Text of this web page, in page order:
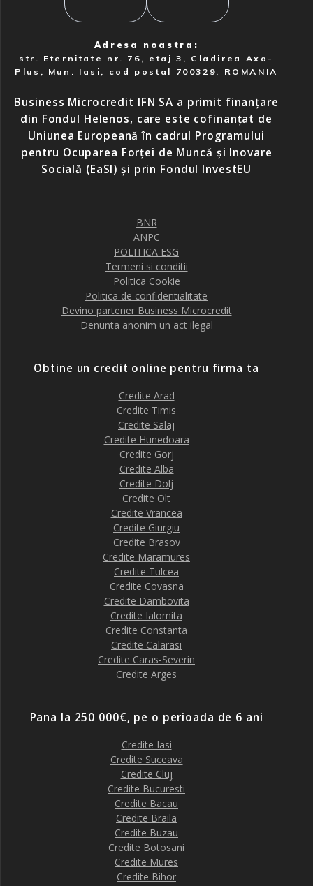
Adresa noastra:
str. Eternitate nr. 76, etaj 3, Cladirea Axa-
Plus, Mun. Iasi, cod postal 700329, ROMANIA
Business Microcredit IFN SA a primit finanțare
din Fondul Helenos, care este cofinanțat de
Uniunea Europeană în cadrul Programului
pentru Ocuparea Forței de Muncă și Inovare
Socială (EaSI) și prin Fondul InvestEU
BNR
ANPC
POLITICA ESG
Termeni si conditii
Politica Cookie
Politica de confidentialitate
Devino partener Business Microcredit
Denunta anonim un act ilegal
Obtine un credit online pentru firma ta
Credite Arad
Credite Timis
Credite Salaj
Credite Hunedoara
Credite Gorj
Credite Alba
Credite Dolj
Credite Olt
Credite Vrancea
Credite Giurgiu
Credite Brasov
Credite Maramures
Credite Tulcea
Credite Covasna
Credite Dambovita
Credite Ialomita
Credite Constanta
Credite Calarasi
Credite Caras-Severin
Credite Arges
Pana la 250 000€, pe o perioada de 6 ani
Credite Iasi
Credite Suceava
Credite Cluj
Credite Bucuresti
Credite Bacau
Credite Braila
Credite Buzau
Credite Botosani
Credite Mures
Credite Bihor